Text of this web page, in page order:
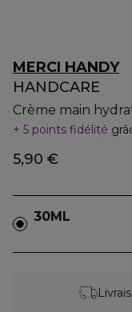
MERCI HANDY
HANDCARE
Crème main
5 points fidélité
5,90 €
30ML